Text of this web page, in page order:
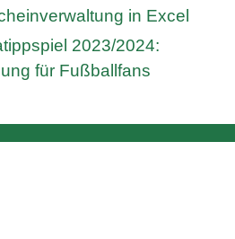
in Excel
2023/2024:
für Fußballfans